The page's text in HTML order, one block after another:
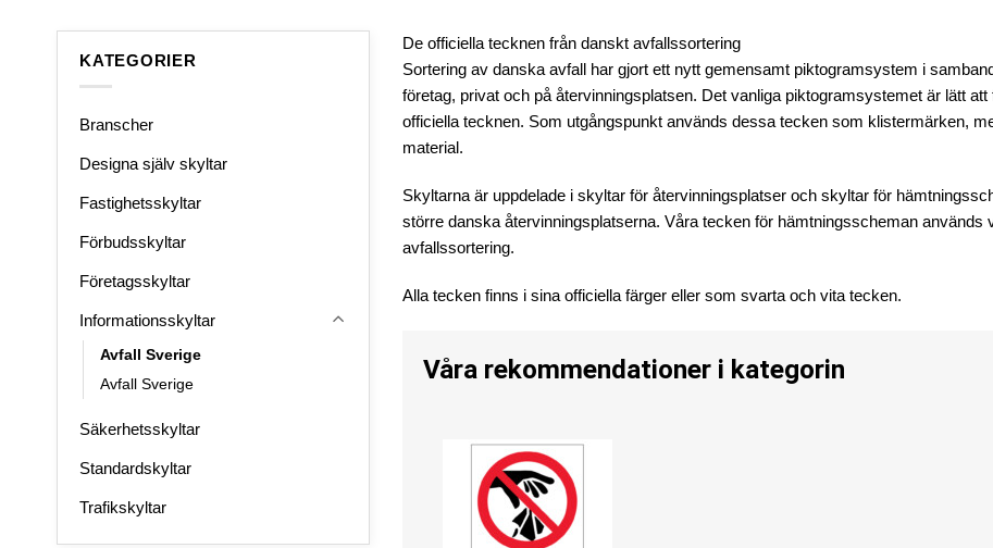
KATEGORIER
Branscher
Designa själv skyltar
Fastighetsskyltar
Förbudsskyltar
Företagsskyltar
Informationsskyltar
Avfall Sverige
Avfall Sverige
Säkerhetsskyltar
Standardskyltar
Trafikskyltar
De officiella tecknen från danskt avfallssortering
Sortering av danska avfall har gjort ett nytt gemensamt piktogramsystem i
företag, privat och på återvinningsplatsen. Det vanliga piktogramsystemet är lätt
officiella tecknen. Som utgångspunkt används dessa tecken som klistermärken,
material.
Skyltarna är uppdelade i skyltar för återvinningsplatser och skyltar för
större danska återvinningsplatserna. Våra tecken för hämtningsscheman
avfallssortering.
Alla tecken finns i sina officiella färger eller som svarta och vita tecken.
Våra rekommendationer i kategorin